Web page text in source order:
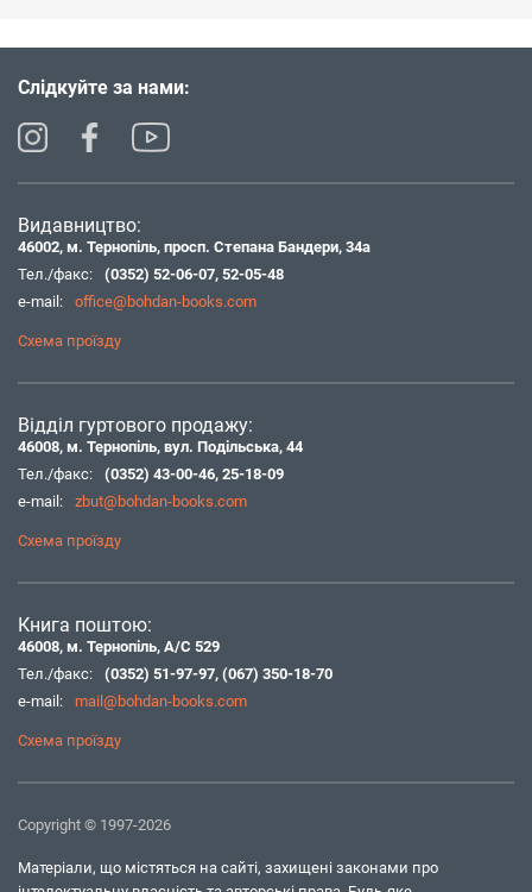
Слідкуйте за нами:
Видавництво:
46002, м. Тернопіль, просп. Степана Бандери, 34а
Тел./факс:
(0352) 52-06-07, 52-05-48
e-mail:
office@bohdan-books.com
Схема проїзду
Відділ гуртового продажу:
46008, м. Тернопіль, вул. Подільська, 44
Тел./факс:
(0352) 43-00-46, 25-18-09
e-mail:
zbut@bohdan-books.com
Схема проїзду
Книга поштою:
46008, м. Тернопіль, А/С 529
Тел./факс:
(0352) 51-97-97, (067) 350-18-70
e-mail:
mail@bohdan-books.com
Схема проїзду
Copyright © 1997-2026
Матеріали, що містяться на сайті, захищені законами про